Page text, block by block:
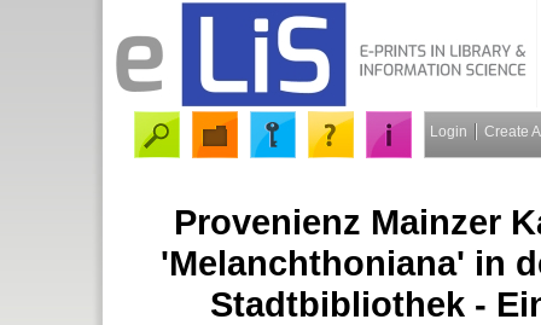
Login Create
Provenienz Mainzer
'Melanchthoniana' in
Stadtbibliothek -